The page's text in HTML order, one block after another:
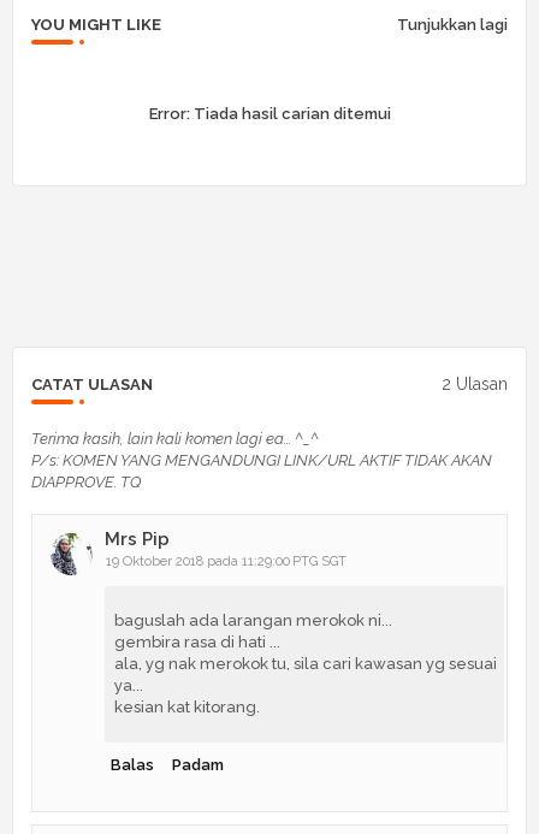
YOU MIGHT LIKE Tunjukkan lagi
Error:Tiada hasil carian ditemui
CATAT ULASAN 2 Ulasan
Terima kasih, lain kali komen lagi ea... ^_^
P/s: KOMEN YANG MENGANDUNGI LINK/URL AKTIF TIDAK AKAN
DIAPPROVE. TQ
Mrs Pip
19 Oktober 2018 pada 11:29:00 PTG SGT
baguslah ada larangan merokok ni...
gembira rasa di hati ...
ala, yg nak merokok tu, sila cari kawasan yg sesuai
ya...
kesian kat kitorang.
Balas Padam